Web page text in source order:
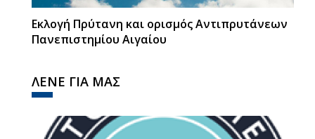
Εκλογή Πρύτανη και ορισμός Αντιπρυτάνεων
Πανεπιστημίου Αιγαίου
ΛΕΝΕ ΓΙΑ ΜΑΣ